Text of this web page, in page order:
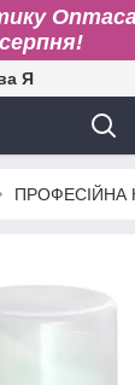
серпня!
Я
ПРОФЕСІЙНА